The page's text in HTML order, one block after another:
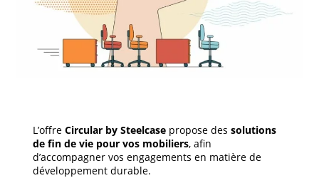
L’offreCircular by Steelcase propose des solutions
de fin de vie pour vos mobiliers, afin
d’accompagner vos engagements en matière de
développement durable.